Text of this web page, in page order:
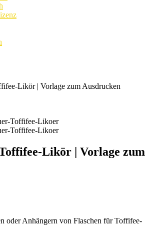
Likör | Vorlage zum Ausdrucken
Likör | Vorlage zum
oder Anhängern von Flaschen für Toffifee-